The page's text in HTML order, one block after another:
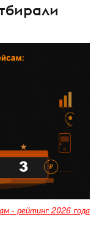
- рейтинг 2026 года